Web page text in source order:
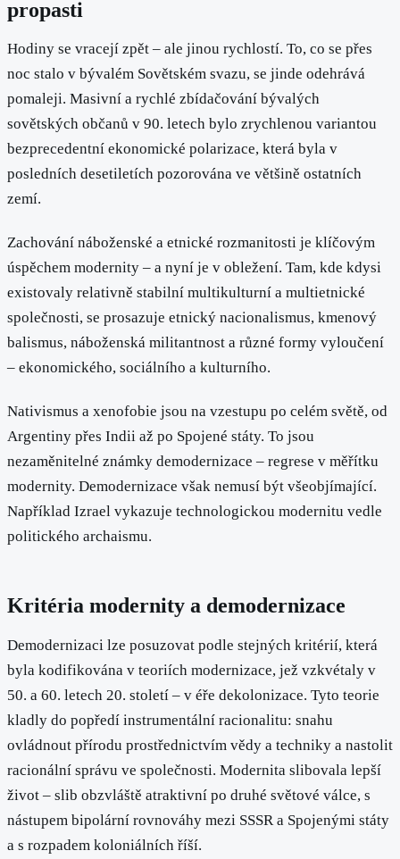
propasti
Hodiny se vracejí zpět – ale jinou rychlostí. To, co se přes
noc stalo v bývalém Sovětském svazu, se jinde odehrává
pomaleji. Masivní a rychlé zbídačování bývalých
sovětských občanů v 90. letech bylo zrychlenou variantou
bezprecedentní ekonomické polarizace, která byla v
posledních desetiletích pozorována ve většině ostatních
zemí.
Zachování náboženské a etnické rozmanitosti je klíčovým
úspěchem modernity – a nyní je v obležení. Tam, kde kdysi
existovaly relativně stabilní multikulturní a multietnické
společnosti, se prosazuje etnický nacionalismus, kmenový
balismus, náboženská militantnost a různé formy vyloučení
– ekonomického, sociálního a kulturního.
Nativismus a xenofobie jsou na vzestupu po celém světě, od
Argentiny přes Indii až po Spojené státy. To jsou
nezaměnitelné známky demodernizace – regrese v měřítku
modernity. Demodernizace však nemusí být všeobjímající.
Například Izrael vykazuje technologickou modernitu vedle
politického archaismu.
Kritéria modernity a demodernizace
Demodernizaci lze posuzovat podle stejných kritérií, která
byla kodifikována v teoriích modernizace, jež vzkvétaly v
50. a 60. letech 20. století – v éře dekolonizace. Tyto teorie
kladly do popředí instrumentální racionalitu: snahu
ovládnout přírodu prostřednictvím vědy a techniky a nastolit
racionální správu ve společnosti. Modernita slibovala lepší
život – slib obzvláště atraktivní po druhé světové válce, s
nástupem bipolární rovnováhy mezi SSSR a Spojenými státy
a s rozpadem koloniálních říší.